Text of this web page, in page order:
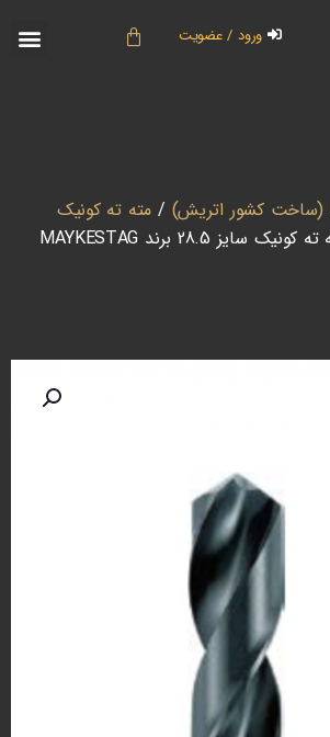
ورود / عضویت
/مته ته کونیک
/ مته ته کونیک سایز 28.5 برند MAYKESTAG